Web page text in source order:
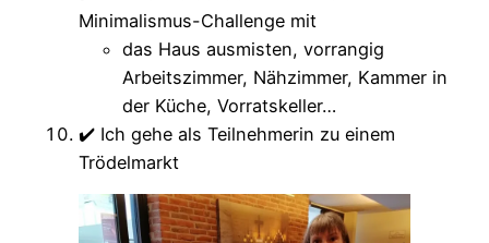
Minimalismus-Challenge mit
das Haus ausmisten, vorrangig
Arbeitszimmer, Nähzimmer, Kammer in
der Küche, Vorratskeller…
✔️ Ich gehe als Teilnehmerin zu einem
Trödelmarkt